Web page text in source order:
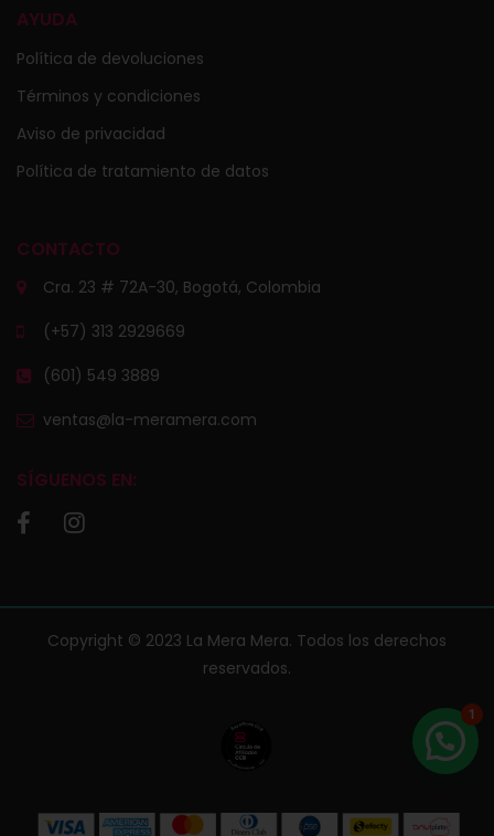
AYUDA
Política de devoluciones
Términos y condiciones
Aviso de privacidad
Política de tratamiento de datos
CONTACTO
Cra. 23 # 72A-30, Bogotá, Colombia
(+57) 313 2929669
(601) 549 3889
ventas@la-meramera.com
SÍGUENOS EN:
Copyright © 2023 La Mera Mera. Todos los derechos
reservados.
1